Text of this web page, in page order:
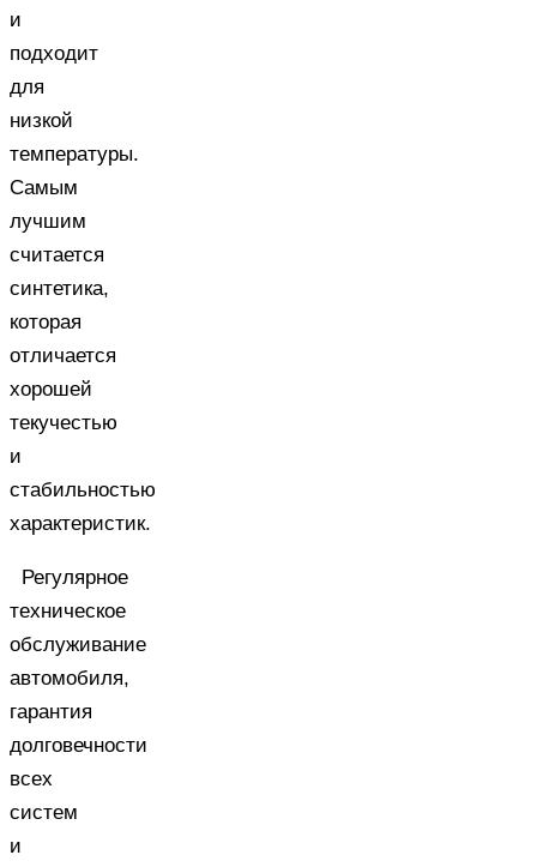
и
подходит
для
низкой
температуры.
Самым
лучшим
считается
синтетика,
которая
отличается
хорошей
текучестью
и
стабильностью
характеристик.
Регулярное
техническое
обслуживание
автомобиля,
гарантия
долговечности
всех
систем
и